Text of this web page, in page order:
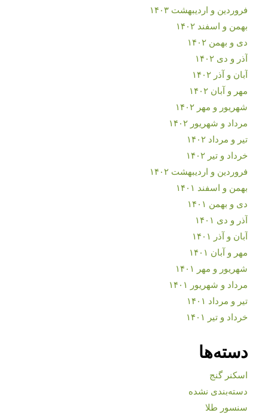
فروردین و اردیبهشت ۱۴۰۳
بهمن و اسفند ۱۴۰۲
دی و بهمن ۱۴۰۲
آذر و دی ۱۴۰۲
آبان و آذر ۱۴۰۲
مهر و آبان ۱۴۰۲
شهریور و مهر ۱۴۰۲
مرداد و شهریور ۱۴۰۲
تیر و مرداد ۱۴۰۲
خرداد و تیر ۱۴۰۲
فروردین و اردیبهشت ۱۴۰۲
بهمن و اسفند ۱۴۰۱
دی و بهمن ۱۴۰۱
آذر و دی ۱۴۰۱
آبان و آذر ۱۴۰۱
مهر و آبان ۱۴۰۱
شهریور و مهر ۱۴۰۱
مرداد و شهریور ۱۴۰۱
تیر و مرداد ۱۴۰۱
خرداد و تیر ۱۴۰۱
دسته‌ها
اسکنر گنج
دسته‌بندی نشده
سنسور طلا